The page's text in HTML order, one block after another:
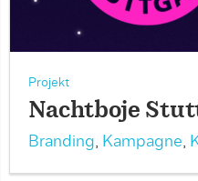
Projekt
Nachtboje
Branding, Kampagne,